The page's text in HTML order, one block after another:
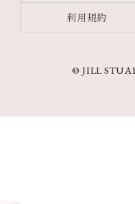
利用規約
© JILL